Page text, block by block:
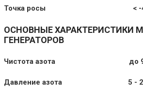
Точка росы < -45
ОСНОВНЫЕ ХАРАКТЕРИСТИКИ
ГЕНЕРАТОРОВ
Чистота азота до
Давление азота 5 - 24